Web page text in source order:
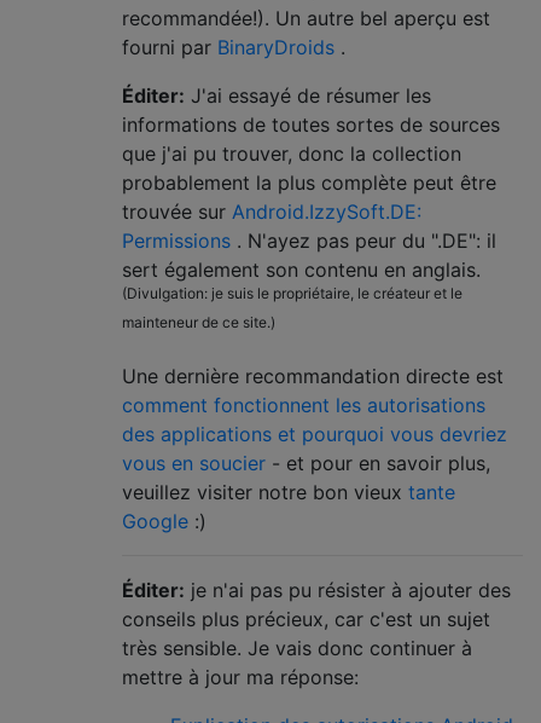
recommandée!). Un autre bel aperçu est
fourni par BinaryDroids .
Éditer: J'ai essayé de résumer les
informations de toutes sortes de sources
que j'ai pu trouver, donc la collection
probablement la plus complète peut être
trouvée sur Android.IzzySoft.DE:
Permissions . N'ayez pas peur du ".DE": il
sert également son contenu en anglais.
(Divulgation: je suis le propriétaire, le créateur et le
mainteneur de ce site.)
Une dernière recommandation directe est
comment fonctionnent les autorisations
des applications et pourquoi vous devriez
vous en soucier - et pour en savoir plus,
veuillez visiter notre bon vieux tante
Google :)
Éditer: je n'ai pas pu résister à ajouter des
conseils plus précieux, car c'est un sujet
très sensible. Je vais donc continuer à
mettre à jour ma réponse: